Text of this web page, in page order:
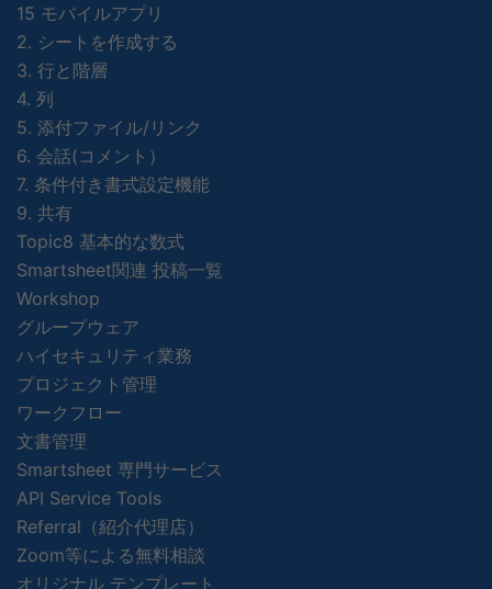
15 モバイルアプリ
2. シートを作成する
3. 行と階層
4. 列
5. 添付ファイル/リンク
6. 会話(コメント）
7. 条件付き書式設定機能
9. 共有
Topic8 基本的な数式
Smartsheet関連 投稿一覧
Workshop
グループウェア
ハイセキュリティ業務
プロジェクト管理
ワークフロー
文書管理
Smartsheet 専門サービス
API Service Tools
Referral（紹介代理店）
Zoom等による無料相談
オリジナル テンプレート